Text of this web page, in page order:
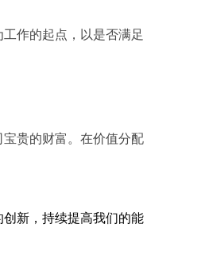
作的起点，以是否满足
贵的财富。在价值分配
新，持续提高我们的能